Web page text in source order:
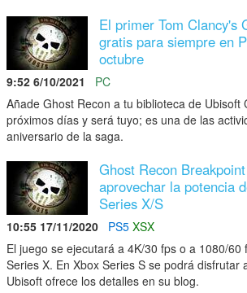
El primer Tom Clancy's
gratis para siempre en
octubre
9:52 6/10/2021
PC
Añade Ghost Recon a tu biblioteca de Ubisoft
próximos días y será tuyo; es una de las
aniversario de la saga.
Ghost Recon
aprovechar la potencia
Series X/S
10:55 17/11/2020 PS5 XSX
El juego se ejecutará a 4K/30 fps o a 1080/60
Series X. En Xbox Series S se podrá disfrutar
Ubisoft ofrece los detalles en su blog.